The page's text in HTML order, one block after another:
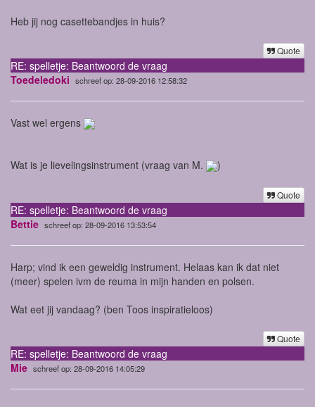
Heb jij nog casettebandjes in huis?
Quote
RE: spelletje: Beantwoord de vraag
Toedeledoki schreef op: 28-09-2016 12:58:32
Vast wel ergens
Wat is je lievelingsinstrument (vraag van M. )
Quote
RE: spelletje: Beantwoord de vraag
Bettie schreef op: 28-09-2016 13:53:54
Harp; vind ik een geweldig instrument. Helaas kan ik dat niet
(meer) spelen ivm de reuma in mijn handen en polsen.
Wat eet jij vandaag? (ben Toos inspiratieloos)
Quote
RE: spelletje: Beantwoord de vraag
Mie schreef op: 28-09-2016 14:05:29